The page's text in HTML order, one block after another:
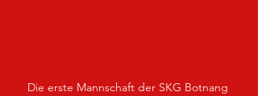
Die erste Mannschaft der SKG Botnang